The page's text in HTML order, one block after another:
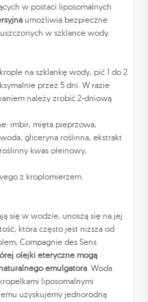
w postaci liposomalnych
umożliwia bezpieczne
w szklance wody.
na szklankę wody, pić 1 do 2
przez 5 dni. W razie
należy zrobić 2-dniową
imbir, mięta pieprzowa,
gliceryna roślinna, ekstrakt
kwas oleinowy,
z kroplomierzem.
się w wodzie, unoszą się na jej
która często jest niższa od
Compagnie des Sens
olejki eteryczne mogą
emulgatora . Woda
liposomalnymi
uzyskujemy jednorodną